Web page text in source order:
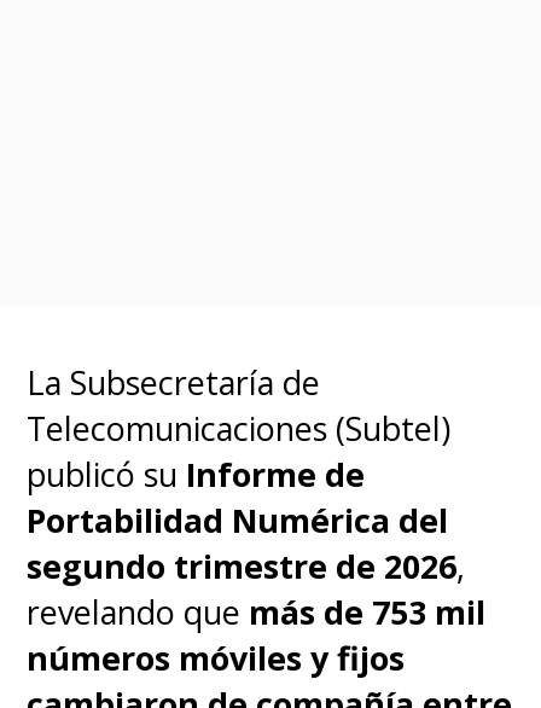
La Subsecretaría de
Telecomunicaciones (Subtel)
publicó su Informe de
Portabilidad Numérica del
segundo trimestre de 2026,
revelando que más de 753 mil
números móviles y fijos